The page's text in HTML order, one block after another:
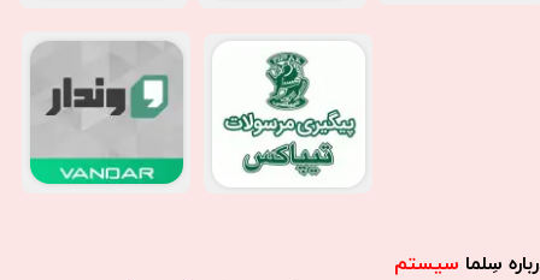
سِلما سیستم​​​​​​​